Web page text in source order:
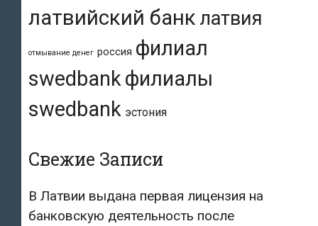
латвийский банк латвия
отмывание денег россия филиал
swedbankфилиалы
swedbank эстония
Свежие Записи
В Латвии выдана первая лицензия на
банковскую деятельность после